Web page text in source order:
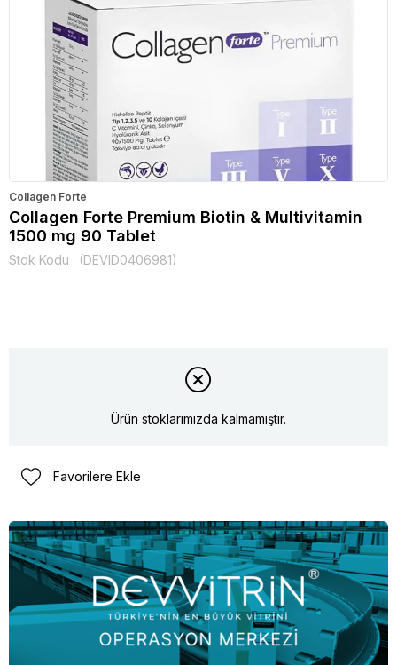
Collagen Forte
Collagen Forte Premium Biotin & Multivitamin
1500 mg 90 Tablet
Stok Kodu (DEVID0406981)
Ürün stoklarımızda kalmamıştır.
Favorilere Ekle